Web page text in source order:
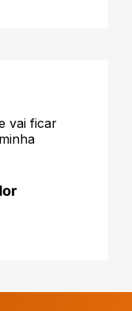
vai ficar